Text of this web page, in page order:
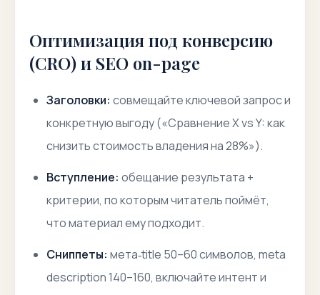
Оптимизация под конверсию
(CRO) и SEO on-page
Заголовки: совмещайте ключевой запрос и
конкретную выгоду («Сравнение X vs Y: как
снизить стоимость владения на 28%»).
Вступление: обещание результата +
критерии, по которым читатель поймёт,
что материал ему подходит.
Сниппеты: мета‑title 50–60 символов, meta
description 140–160, включайте интент и